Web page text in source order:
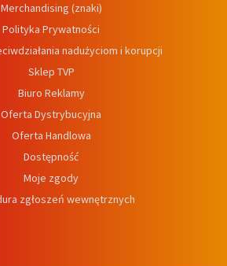
Merchandising (znaki)
Polityka Prywatności
nadużyciom i korupcji
Sklep TVP
Biuro Reklamy
Oferta Dystrybucyjna
Oferta Handlowa
Dostępność
Moje zgody
zgłoszeń wewnętrznych